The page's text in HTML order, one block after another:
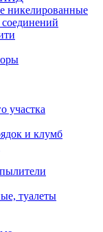
никелированные
соединений
участка
и клумб
туалеты